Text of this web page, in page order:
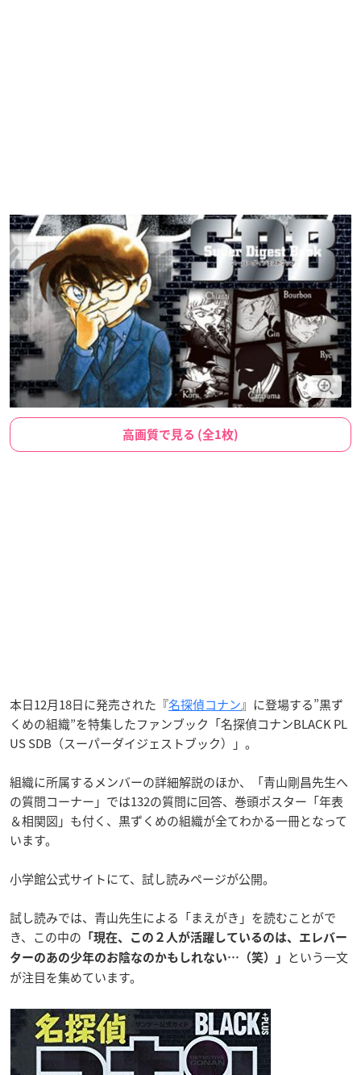
高画質で見る (全1枚)
本日12月18日に発売された『名探偵コナン』に登場する”黒ず
くめの組織”を特集したファンブック 「名探偵コナンBLACK PL
US SDB（スーパーダイジェストブック）」。
組織に所属するメンバーの詳細解説のほか、「青山剛昌先生へ
の質問コーナー」では132の質問に回答、巻頭ポスター「年表
＆相関図」も付く、黒ずくめの組織が全てわかる一冊となって
います。
小学館公式サイトにて、試し読みページが公開。
試し読みでは、青山先生による「まえがき」を読むことがで
き、この中の 「現在、この２人が活躍しているのは、エレバー
ターのあの少年のお陰なのかもしれない…（笑）」
という一文
が注目を集めています。